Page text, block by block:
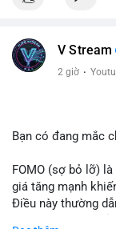
V Stream
2 giờ ·
Bạn có đang mắc
FOMO (sợ bỏ lỡ)
giá tăng mạnh
Điều này thường